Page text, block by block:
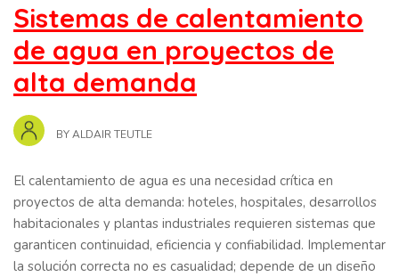
Sistemas de calentamiento
de agua en proyectos de
alta demanda
BYALDAIR TEUTLE
El calentamiento de agua es una necesidad crítica en
proyectos de alta demanda: hoteles, hospitales, desarrollos
habitacionales y plantas industriales requieren sistemas que
garanticen continuidad, eficiencia y confiabilidad. Implementar
la solución correcta no es casualidad; depende de un diseño